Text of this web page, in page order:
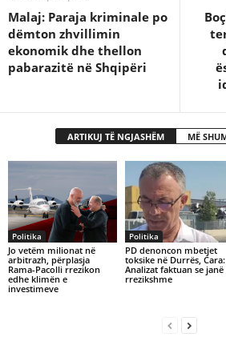
Malaj: Paraja kriminale po
dëmton zhvillimin
ekonomik dhe thellon
pabarazitë në Shqipëri
ARTIKUJ TË NGJASHËM MË
Politika
Jo vetëm milionat në
arbitrazh, përplasja
Rama-Pacolli rrezikon
edhe klimën e
investimeve
Politika
PD denoncon mbetjet
toksike në Durrës, Cara:
Analizat faktuan se janë
rrezikshme